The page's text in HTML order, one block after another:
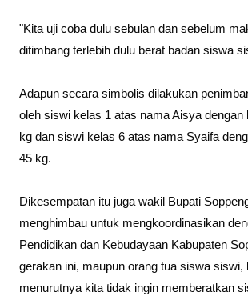
"Kita uji coba dulu sebulan dan sebelum
ditimbang terlebih dulu berat badan siswa
Adapun secara simbolis dilakukan
oleh siswi kelas 1 atas nama Aisya dengan
kg dan siswi kelas 6 atas nama Syaifa
45 kg.
Dikesempatan itu juga wakil Bupati
menghimbau untuk mengkoordinasikan
Pendidikan dan Kebudayaan Kabupaten
gerakan ini, maupun orang tua siswa siswi,
menurutnya kita tidak ingin memberatkan